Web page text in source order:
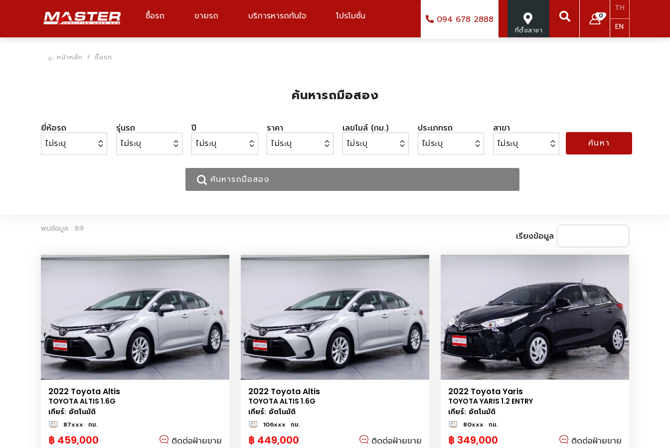
ซื้อรถ ขายรถ บริการหารถทันใจ โปรโมชั่น
TH
EN
0
ที่ตั้งสาขา
094 678 2888
ยี่ห้อรถ, รุ่นรถ, รหัสรถ
หน้าหลัก ซื้อรถ
ค้นหารถมือสอง
ยี่ห้อรถ รุ่นรถ ปี ราคา เลขไมล์ (กม.) ประเภทรถ
สาขา
ค้นหา
พบข้อมูล : 89
เรียงข้อมูล
2022 Toyota Altis
TOYOTA ALTIS 1.6G
เกียร์: อัตโนมัติ
87xxx กม.
฿ 459,000 ติดต่อฝ่ายขาย
2022 Toyota Altis
TOYOTA ALTIS 1.6G
เกียร์: อัตโนมัติ
106xxx กม.
฿ 449,000 ติดต่อฝ่ายขาย
2022 Toyota Yaris
TOYOTA YARIS 1.2 ENTRY
เกียร์: อัตโนมัติ
80xxx กม.
฿ 349,000 ติดต่อฝ่ายขาย